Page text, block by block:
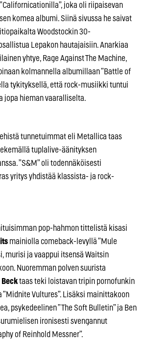
joka oli riipaisevan
komea albumi. Siinä sivussa he saivat
Woodstockin 30-
Lepakon hautajaisiin. Anarkiaa
yhtye, Rage Against The Machine,
kolmannella albumillaan ”Battle of
tykityksellä, että rock-musiikki tuntui
jopa hieman vaaralliselta.
tunnetuimmat eli Metallica taas
tuplalive-äänityksen
”S&M” oli todennäköisesti
yritys yhdistää klassista- ja rock-
pop-hahmon tittelistä kisasi
mainiolla comeback-levyllä ”Mule
murisi ja vaappui itsensä Waitsin
Nuoremman polven suurista
Becktaas teki loistavan tripin pornofunkin
Vultures”. Lisäksi mainittakoon
psykedeelinen ”The Soft Bulletin” ja Ben
ironisesti svengannut
of Reinhold Messner”.